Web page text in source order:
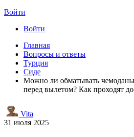
Войти
Войти
Главная
Вопросы и ответы
Турция
Сиде
Можно ли обматывать
перед вылетом? Как проходят
Vita
31 июля 2025